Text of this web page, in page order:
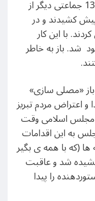
شانزده سال بعد یعنی در سال 1376 جماعتی دیگر از
کشیدند و در
با این کار
شد. باز به خاطر
ده سال بعد، یعنی در سال 1386 باز «مصلی سازی»
اعتراض مردم تبریز
مجلس اسلامی وقت
به این اقدامات
ها (که با همه ی بگیر
شد و عاقبت
را پیدا